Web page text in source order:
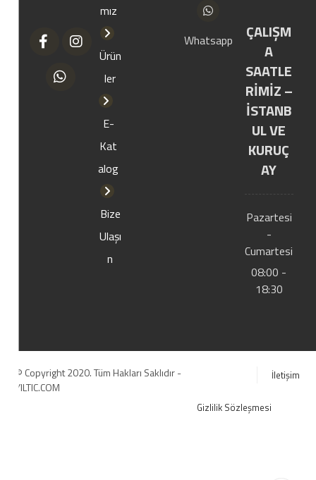
mız
Ürün
ler
E-
Kat
alog
Bize
Ulaşı
n
Whatsapp
ÇALIŞM
A
SAATLE
RİMİZ –
İSTANB
UL VE
KURUÇ
AY
Pazartesi
-
Cumartesi
08:00 -
18:30
© Copyright 2020. Tüm Hakları Saklıdır -
YILTIC.COM
İletişim
Gizlilik Sözleşmesi